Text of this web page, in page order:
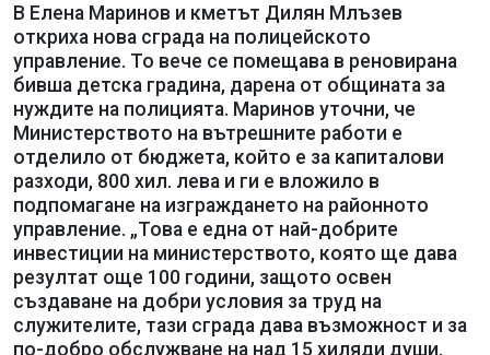
В Елена Маринов и кметът Дилян Млъзев
откриха нова сграда на полицейското
управление. То вече се помещава в реновирана
бивша детска градина, дарена от общината за
нуждите на полицията. Маринов уточни, че
Министерството на вътрешните работи е
отделило от бюджета, който е за капиталови
разходи, 800 хил. лева и ги е вложило в
подпомагане на изграждането на районното
управление. „Това е една от най-добрите
инвестиции на министерството, която ще дава
резултат още 100 години, защото освен
създаване на добри условия за труд на
служителите, тази сграда дава възможност и за
по-добро обслужване на над 15 хиляди души,